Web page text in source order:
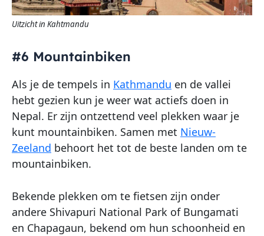
Uitzicht in Kahtmandu
#6 Mountainbiken
Als je de tempels in Kathmandu en de vallei
hebt gezien kun je weer wat actiefs doen in
Nepal. Er zijn ontzettend veel plekken waar je
kunt mountainbiken. Samen met Nieuw-
Zeeland behoort het tot de beste landen om te
mountainbiken.
Bekende plekken om te fietsen zijn onder
andere Shivapuri National Park of Bungamati
en Chapagaun, bekend om hun schoonheid en